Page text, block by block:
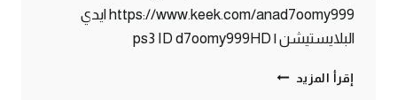
https://www.keek.com/anad7oomy999 ايدي
البلايستيشن | ps3 ID d7oomy999HD
إقرأ المزيد ماين